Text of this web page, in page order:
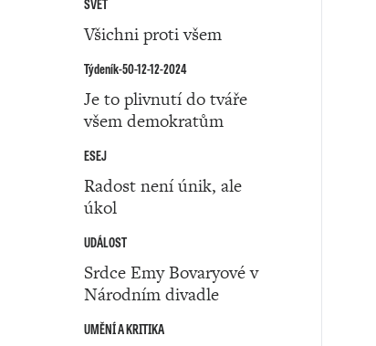
SVĚT
Všichni proti všem
Týdeník-50-12-12-2024
Je to plivnutí do tváře
všem demokratům
ESEJ
Radost není únik, ale
úkol
UDÁLOST
Srdce Emy Bovaryové v
Národním divadle
UMĚNÍ A KRITIKA